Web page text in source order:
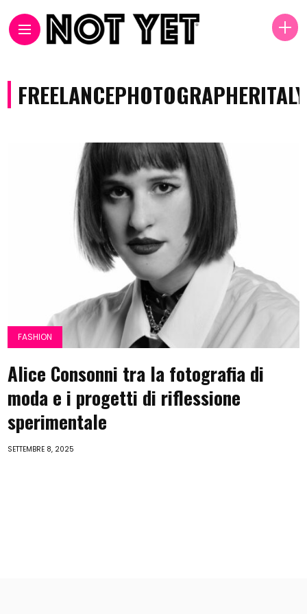
FREELANCEPHOTOGRAPHERITALY
FASHION
Alice Consonni tra la fotografia di
moda e i progetti di riflessione
sperimentale
SETTEMBRE 8, 2025